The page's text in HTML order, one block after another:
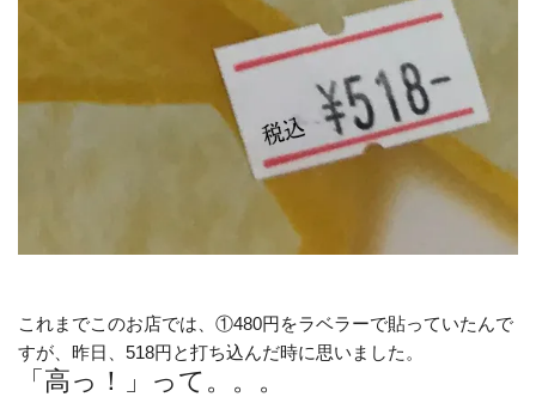
これまでこのお店では、①480円をラベラーで貼っていたんで
すが、昨日、518円と打ち込んだ時に思いました。
「高っ！」って。。。